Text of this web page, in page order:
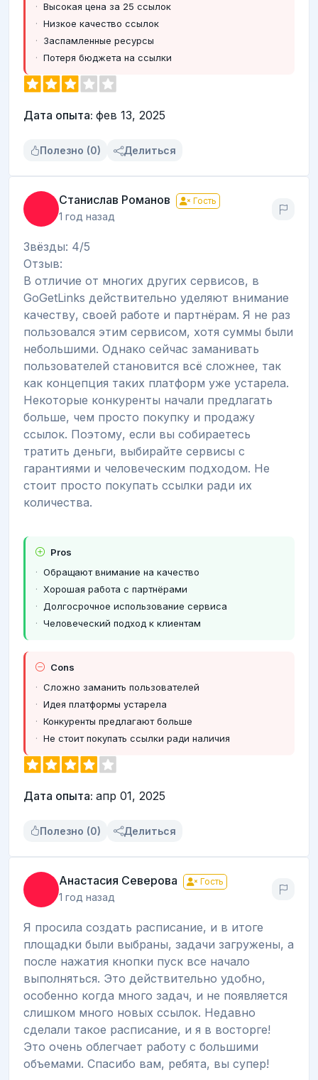
Высокая цена за 25 ссылок
Низкое качество ссылок
Заспамленные ресурсы
Потеря бюджета на ссылки
Дата опыта: фев 13, 2025
Полезно (0) Делиться
Станислав Романов Гость
1 год назад
Звёзды: 4/5
Отзыв:
В отличие от многих других сервисов, в
GoGetLinks действительно уделяют внимание
качеству, своей работе и партнёрам. Я не раз
пользовался этим сервисом, хотя суммы были
небольшими. Однако сейчас заманивать
пользователей становится всё сложнее, так
как концепция таких платформ уже устарела.
Некоторые конкуренты начали предлагать
больше, чем просто покупку и продажу
ссылок. Поэтому, если вы собираетесь
тратить деньги, выбирайте сервисы с
гарантиями и человеческим подходом. Не
стоит просто покупать ссылки ради их
количества.
Pros
Обращают внимание на качество
Хорошая работа с партнёрами
Долгосрочное использование сервиса
Человеческий подход к клиентам
Cons
Сложно заманить пользователей
Идея платформы устарела
Конкуренты предлагают больше
Не стоит покупать ссылки ради наличия
Дата опыта: апр 01, 2025
Полезно (0) Делиться
Анастасия Северова Гость
1 год назад
Я просила создать расписание, и в итоге
площадки были выбраны, задачи загружены, а
после нажатия кнопки пуск все начало
выполняться. Это действительно удобно,
особенно когда много задач, и не появляется
слишком много новых ссылок. Недавно
сделали такое расписание, и я в восторге!
Это очень облегчает работу с большими
объемами. Спасибо вам, ребята, вы супер!